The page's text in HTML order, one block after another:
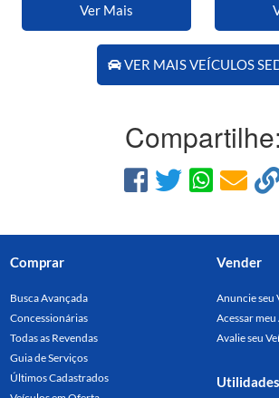
Ver Mais
VER MAIS VEÍCULOS
Compartilhe:
Comprar
Busca Avançada
Concessionárias
Todas as Revendas
Guia de Serviços
Últimos Cadastrados
Vender
Anuncie seu
Acessar
Avalie seu
Utilidades